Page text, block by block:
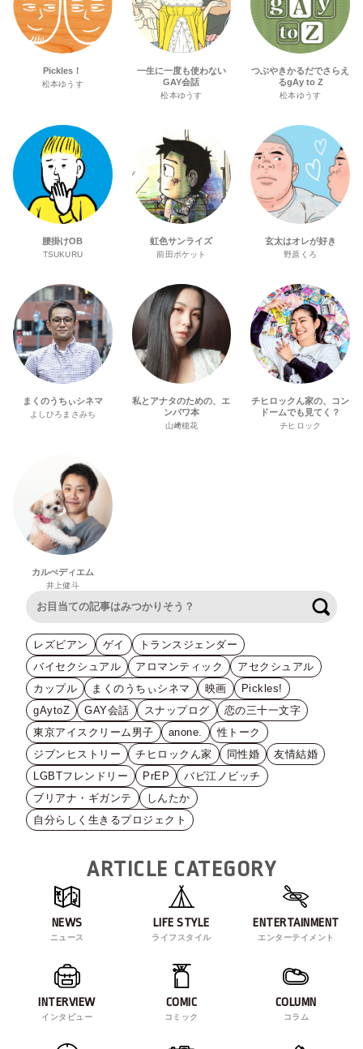
Pickles！
松本ゆうす
一生に一度も使わない
GAY会話
松本ゆうす
つぶやきかるだでさらえ
るgAy to Z
松本ゆうす
腰掛けOB
TSUKURU
虹色サンライズ
前田ポケット
玄太はオレが好き
野原くろ
まくのうちぃシネマ
よしひろまさみち
私とアナタのための、エ
ンパワ本
山﨑穂花
チヒロックん家の、コン
ドームでも見てく？
チヒロック
カルぺディエム
井上健斗
レズビアン ゲイ
トランスジェンダー
バイセクシュアル
アロマンティック
アセクシュアル
カップル
まくのうちぃシネマ 映画
Pickles!
gAytoZ
GAY会話 スナップログ
恋の三十一文字
東京アイスクリーム男子
anone.
性トーク
ジブンヒストリー
チヒロックん家 同性婚
友情結婚
LGBTフレンドリー
PrEP
バビ江ノビッチ
ブリアナ・ギガンテ
しんたか
自分らしく生きるプロジェクト
ARTICLE CATEGORY
NEWS
ニュース
LIFE STYLE
ライフスタイル
ENTERTAINMENT
エンターテイメント
INTERVIEW
インタビュー
COMIC
コミック
COLUMN
コラム